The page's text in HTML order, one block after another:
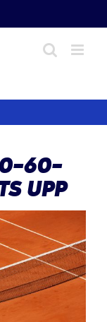
60-
UPP